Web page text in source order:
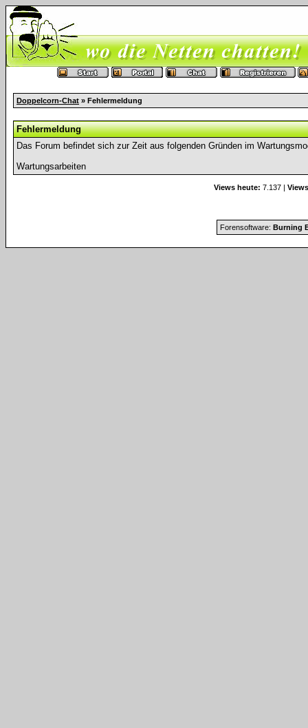
Doppelcorn-Chat » Fehlermeldung
Fehlermeldung
Das Forum befindet sich zur Zeit aus folgenden Gründen im
Wartungsarbeiten
Views heute: 7.137 |
Forensoftware: Burning